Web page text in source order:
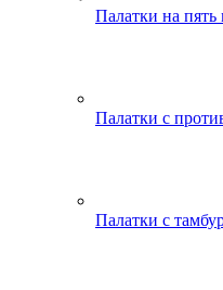
Палатки на пять
Палатки с
Палатки с